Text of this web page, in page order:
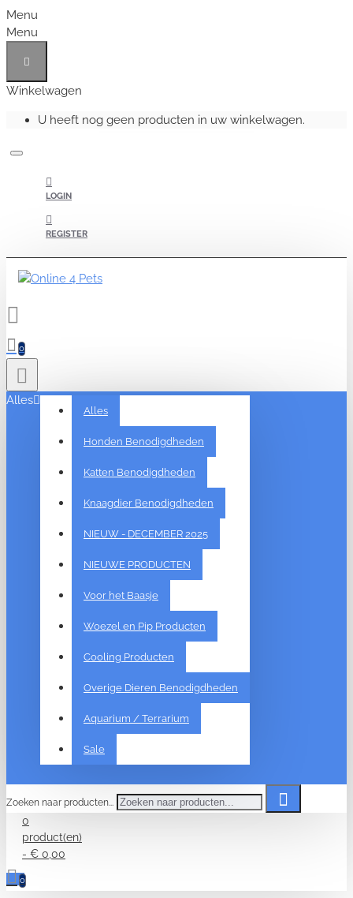
Menu
Menu
Winkelwagen
U heeft nog geen producten in uw winkelwagen.
LOGIN
REGISTER
0
Alles
Alles
Honden Benodigdheden
Katten Benodigdheden
Knaagdier Benodigdheden
NIEUW - DECEMBER 2025
NIEUWE PRODUCTEN
Voor het Baasje
Woezel en Pip Producten
Cooling Producten
Overige Dieren Benodigdheden
Aquarium / Terrarium
Sale
Zoeken naar producten...
0
product(en)
- € 0,00
0